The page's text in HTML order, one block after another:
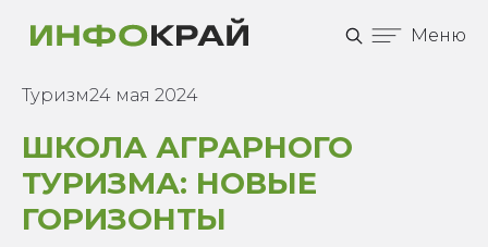
Меню
Туризм24 мая 2024
ШКОЛА АГРАРНОГО
ТУРИЗМА: НОВЫЕ
ГОРИЗОНТЫ